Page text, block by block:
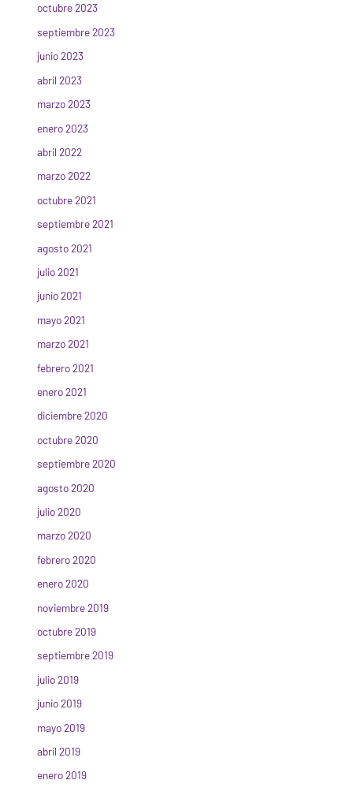
octubre 2023
septiembre 2023
junio 2023
abril 2023
marzo 2023
enero 2023
abril 2022
marzo 2022
octubre 2021
septiembre 2021
agosto 2021
julio 2021
junio 2021
mayo 2021
marzo 2021
febrero 2021
enero 2021
diciembre 2020
octubre 2020
septiembre 2020
agosto 2020
julio 2020
marzo 2020
febrero 2020
enero 2020
noviembre 2019
octubre 2019
septiembre 2019
julio 2019
junio 2019
mayo 2019
abril 2019
enero 2019